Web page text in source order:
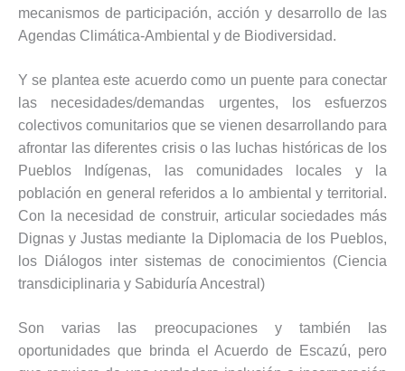
mecanismos de participación, acción y desarrollo de las
Agendas Climática-Ambiental y de Biodiversidad.
Y se plantea este acuerdo como un puente para conectar
las necesidades/demandas urgentes, los esfuerzos
colectivos comunitarios que se vienen desarrollando para
afrontar las diferentes crisis o las luchas históricas de los
Pueblos Indígenas, las comunidades locales y la
población en general referidos a lo ambiental y territorial.
Con la necesidad de construir, articular sociedades más
Dignas y Justas mediante la Diplomacia de los Pueblos,
los Diálogos inter sistemas de conocimientos (Ciencia
transdiciplinaria y Sabiduría Ancestral)
Son varias las preocupaciones y también las
oportunidades que brinda el Acuerdo de Escazú, pero